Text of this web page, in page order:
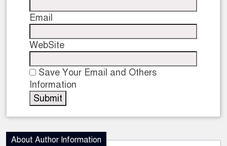
Email
WebSite
Save Your Email and Others
Information
About Author Information